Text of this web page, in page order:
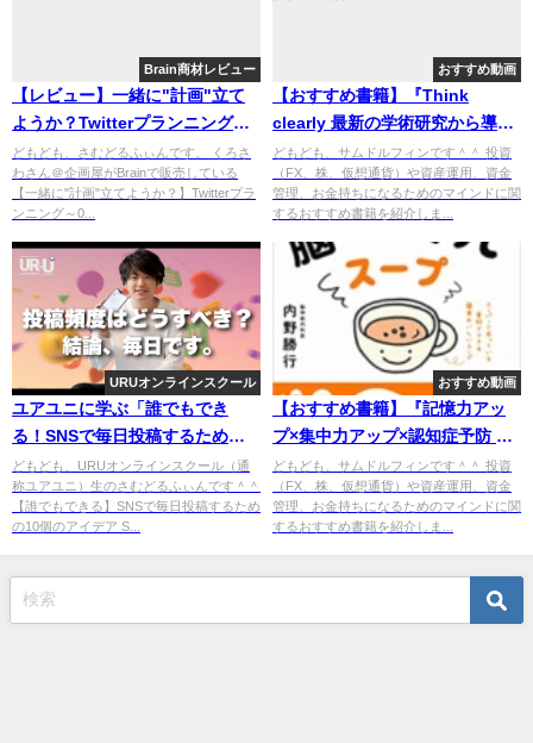
Brain商材レビュー
【レビュー】一緒に"計画"立て
ようか？Twitterプランニング～
0→10までのアクションプラン〜
どもども、さむどるふぃんです。 くろさ
わさん＠企画屋がBrainで販売している
【一緒に"計画"立てようか？】Twitterプラ
ンニング～0...
おすすめ動画
【おすすめ書籍】『Think
clearly 最新の学術研究から導い
た、よりよい人生を送るための
思考法（ロルフ・ドベリ[著], 安
原実津[翻訳]）』の紹介
どもども、サムドルフィンです＾＾ 投資
（FX、株、仮想通貨）や資産運用、資金
管理、お金持ちになるためのマインドに関
するおすすめ書籍を紹介しま...
URUオンラインスクール
ユアユニに学ぶ「誰でもでき
る！SNSで毎日投稿するための
10個のアイデア」【おすすめ動
画】
どもども、URUオンラインスクール（通
称ユアユニ）生のさむどるふぃんです＾＾
【誰でもできる】SNSで毎日投稿するため
の10個のアイデア S...
おすすめ動画
【おすすめ書籍】『記憶力アッ
プ×集中力アップ×認知症予防 1
日1杯脳のおそうじスープ（内野
勝行 [著]）』の紹介
どもども、サムドルフィンです＾＾ 投資
（FX、株、仮想通貨）や資産運用、資金
管理、お金持ちになるためのマインドに関
するおすすめ書籍を紹介しま...